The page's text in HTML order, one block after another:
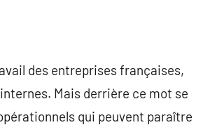
des entreprises françaises,
Mais derrière ce mot se
qui peuvent paraître